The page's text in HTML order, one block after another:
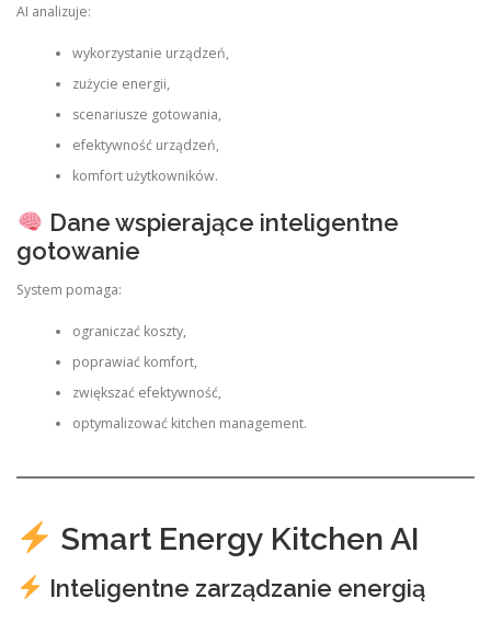
AI analizuje:
wykorzystanie urządzeń,
zużycie energii,
scenariusze gotowania,
efektywność urządzeń,
komfort użytkowników.
Dane wspierające inteligentne
gotowanie
System pomaga:
ograniczać koszty,
poprawiać komfort,
zwiększać efektywność,
optymalizować kitchen management.
Smart Energy Kitchen AI
Inteligentne zarządzanie energią